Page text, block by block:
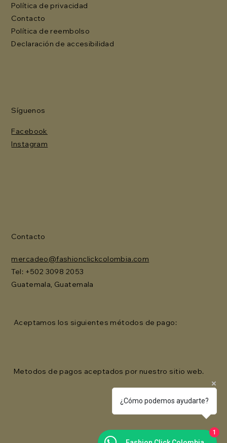
Política de privacidad
Contacto
Política de reembolso
Declaración de accesibilidad
Síguenos
Facebook
Instagram
Contacto
mercadeo@fashionclickcolombia.com
Tel: ‪+502 3098 2053‬
Guatemala, Guatemala
Aceptamos los siguientes métodos de pago:
Metodos de pagos aceptados por nuestro sitio web.
¿Cómo podemos ayudarte?
1